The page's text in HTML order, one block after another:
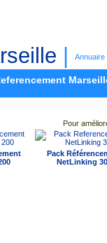
Annuaire
Pour
Pack
NetLinking